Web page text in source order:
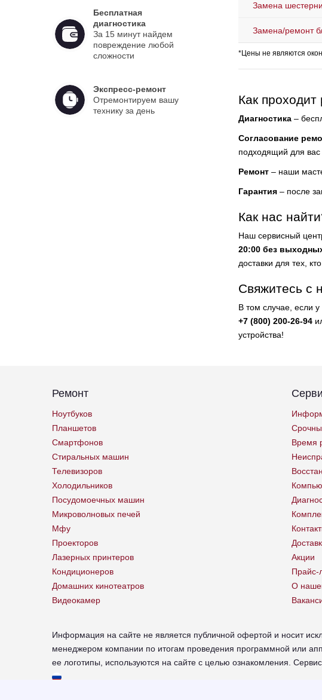
Бесплатная
диагностика
За 15 минут найдем
повреждение любой
сложности
Экспресс-ремонт
Отремонтируем вашу
технику за день
Замена
Замена/ремонт
*Цены не являются
Как проходит
Диагностика –
Согласование
подходящий для вас
Ремонт – наши
Гарантия – после
Как нас
Наш сервисный
20:00 без
доставки для тех,
Свяжитесь с
В том случае, если
+7 (800) 200-26-94
устройства!
Ремонт
Ноутбуков
Планшетов
Смартфонов
Стиральных машин
Телевизоров
Холодильников
Посудомоечных машин
Микроволновых печей
Мфу
Проекторов
Лазерных принтеров
Кондиционеров
Домашних кинотеатров
Видеокамер
Время
Акции
Прайс-
О
Информация на сайте не является публичной офертой и носит
менеджером компании по итогам проведения программной или
ее логотипы, используются на сайте с целью ознакомления.